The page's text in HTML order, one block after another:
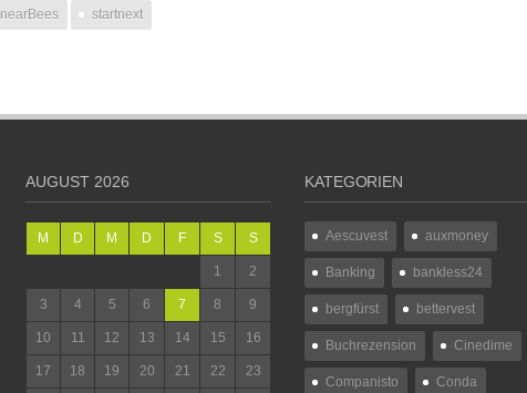
nearBees startnext
AUGUST 2026
M D M D F S S
1 2
3 4 5 6 7 8 9
10 11 12 13 14 15 16
17 18 19 20 21 22 23
KATEGORIEN
Aescuvest auxmoney
Banking bankless24
bergfürst bettervest
Buchrezension Cinedime
Companisto Conda